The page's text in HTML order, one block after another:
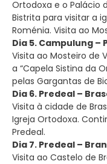
Ortodoxa e o Palácio
Bistrita para visitar a
Roménia. Visita ao
Dia 5. Campulung –
Visita ao Mosteiro de
a “Capela Sistina da
pelas Gargantas de
Dia 6. Predeal –
Visita à cidade de
Igreja Ortodoxa.
Predeal.
Dia 7. Predeal –
Visita ao Castelo de